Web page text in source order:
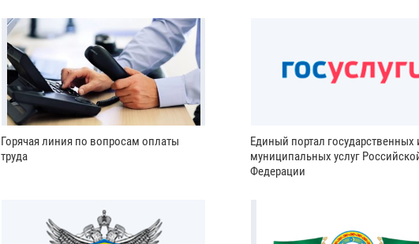
Горячая линия по вопросам оплаты
труда
Единый портал государственных
муниципальных услуг
Федерации